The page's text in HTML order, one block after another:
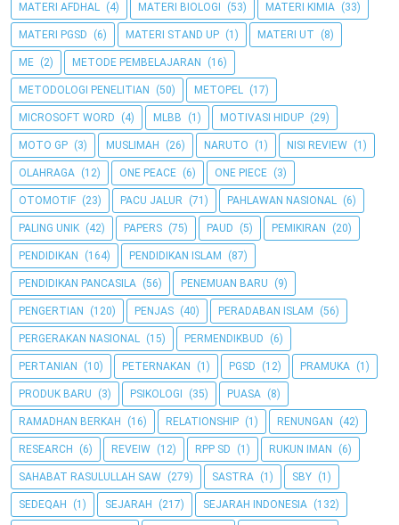
MATERI AFDHAL (4) MATERI BIOLOGI (53) MATERI KIMIA (33)
MATERI PGSD (6) MATERI STAND UP (1) MATERI UT (8)
ME (2) METODE PEMBELAJARAN (16)
METODOLOGI PENELITIAN (50) METOPEL (17)
MICROSOFT WORD (4) MLBB (1) MOTIVASI HIDUP (29)
MOTO GP (3) MUSLIMAH (26) NARUTO (1) NISI REVIEW (1)
OLAHRAGA (12) ONE PEACE (6) ONE PIECE (3)
OTOMOTIF (23) PACU JALUR (71) PAHLAWAN NASIONAL (6)
PALING UNIK (42) PAPERS (75) PAUD (5) PEMIKIRAN (20)
PENDIDIKAN (164) PENDIDIKAN ISLAM (87)
PENDIDIKAN PANCASILA (56) PENEMUAN BARU (9)
PENGERTIAN (120) PENJAS (40) PERADABAN ISLAM (56)
PERGERAKAN NASIONAL (15) PERMENDIKBUD (6)
PERTANIAN (10) PETERNAKAN (1) PGSD (12) PRAMUKA (1)
PRODUK BARU (3) PSIKOLOGI (35) PUASA (8)
RAMADHAN BERKAH (16) RELATIONSHIP (1) RENUNGAN (42)
RESEARCH (6) REVEIW (12) RPP SD (1) RUKUN IMAN (6)
SAHABAT RASULULLAH SAW (279) SASTRA (1) SBY (1)
SEDEQAH (1) SEJARAH (217) SEJARAH INDONESIA (132)